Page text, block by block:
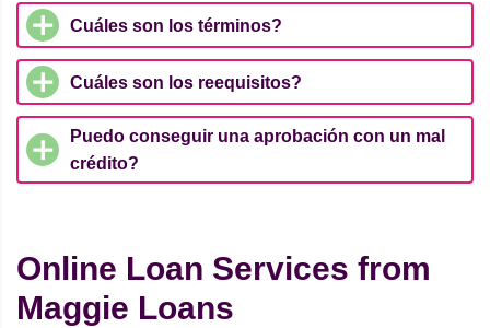
Cuáles son los términos?
Cuáles son los reequisitos?
Puedo conseguir una aprobación con un mal
crédito?
Online Loan Services from
Maggie Loans